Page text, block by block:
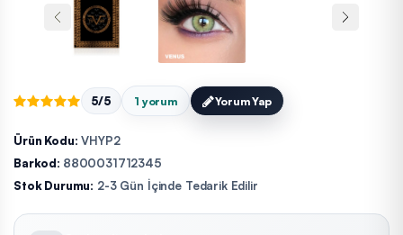
5/5 1 yorum Yorum Yap
Ürün Kodu: VHYP2
Barkod: 8800031712345
Stok Durumu: 2-3 Gün İçinde Tedarik Edilir